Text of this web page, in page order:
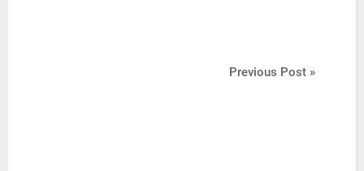
Previous Post »